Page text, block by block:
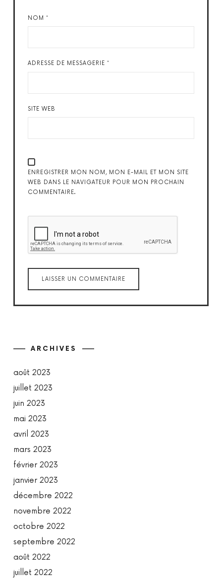
NOM *
ADRESSE DE MESSAGERIE *
SITE WEB
ENREGISTRER MON NOM, MON E-MAIL ET MON SITE
WEB DANS LE NAVIGATEUR POUR MON PROCHAIN
COMMENTAIRE.
ARCHIVES
août 2023
juillet 2023
juin 2023
mai 2023
avril 2023
mars 2023
février 2023
janvier 2023
décembre 2022
novembre 2022
octobre 2022
septembre 2022
août 2022
juillet 2022